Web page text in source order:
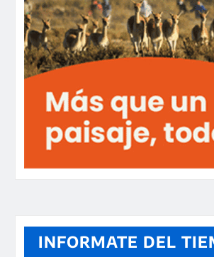
INFORMATE DEL